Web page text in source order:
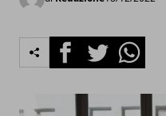
FacebookTwitterWhatsapp